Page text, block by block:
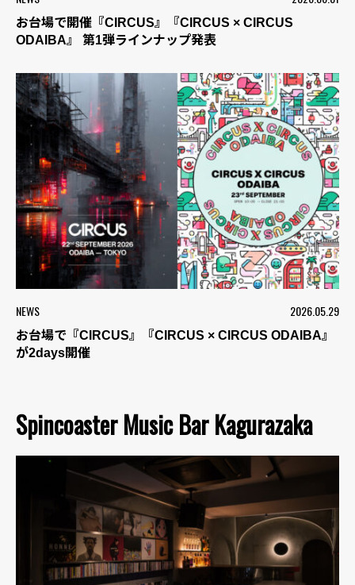
お台場で開催『CIRCUS』『CIRCUS × CIRCUS
ODAIBA』 第1弾ラインナップ発表
NEWS 2026.05.29
お台場で『CIRCUS』『CIRCUS × CIRCUS ODAIBA』
が2days開催
Spincoaster Music Bar Kagurazaka